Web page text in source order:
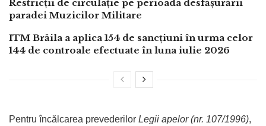
Restricții de circulație pe perioada desfășurării
paradei Muzicilor Militare
ITM Brăila a aplica 154 de sancțiuni în urma celor
144 de controale efectuate în luna iulie 2026
Pentru încălcarea prevederilor Legii apelor (nr. 107/1996),